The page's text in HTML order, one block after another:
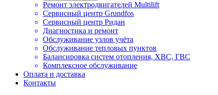
Ремонт электродвигателей Multilift
Сервисный центр Grundfos
Сервисный центр Ридан
Диагностика и ремонт
Обслуживание узлов учёта
Обслуживание тепловых пунктов
Балансировка систем отопления, ХВС, ГВС
Комплексное обслуживание
Оплата и доставка
Контакты